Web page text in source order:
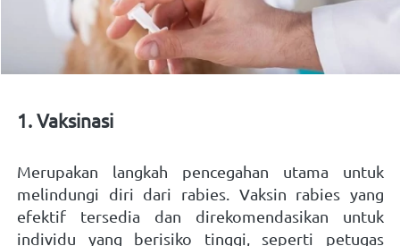
1. Vaksinasi
Merupakan langkah pencegahan utama untuk
melindungi diri dari rabies. Vaksin rabies yang
efektif tersedia dan direkomendasikan untuk
individu yang berisiko tinggi, seperti petugas